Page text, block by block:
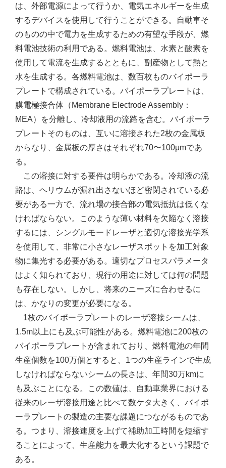
は、外部電源によって行うか、電気エネルギーを生成
するデバイスを使用して行うことができる。自動車そ
のものの中で電力を生成するための有望な手段が、燃
料電池技術の利用である。燃料電池は、水素と酸素を
使用して電流を生成するとともに、副産物として熱と
水を生成する。各燃料電池は、数百枚ものバイポーラ
プレートで構成されている。バイポーラプレートは、
膜電極接合体（Mem­brane Electrode Assembly：
MEA）を分離し、冷却液用の流路を含む。バイポーラ
プレートそのものは、互いに溶接された2枚の金属板
からなり、金属板の厚さはそれぞれ70〜100μmであ
る。
この溶接に対する要件は明らかである。冷却液の流
路は、ヘリウムが漏れ出さないほど密閉されている必
要がある一方で、流れ場の接合部の電気抵抗は低くな
ければならない。このような薄い材料を欠陥なく溶接
するには、シングルモードレーザと適切な溶接光学系
を使用して、非常に小さなレーザスポットを加工対象
物に集光する必要がある。適切なプロセスパラメータ
はよく知られており、現行の用途に対しては何の問題
も存在しない。しかし、将来のニーズに合わせるに
は、かなりの変更が必要になる。
1枚のバイポーラプレートのレーザ溶接シームは、
1.5m以上にも及ぶ可能性がある。燃料電池に200枚の
バイポーラプレートが含まれており、燃料電池の年間
生産個数を100万個とすると、1つの生産ラインで生成
しなければならないシームの長さは、年間30万kmに
も及ぶことになる。この数値は、自動車業界における
従来のレーザ溶接用途と比べて数ケタ大きく、バイポ
ーラプレートの製造の主要な課題につながるものであ
る。つまり、溶接速度を上げて補助加工時間を短縮す
ることによって、生産能力を最大化するという課題で
ある。